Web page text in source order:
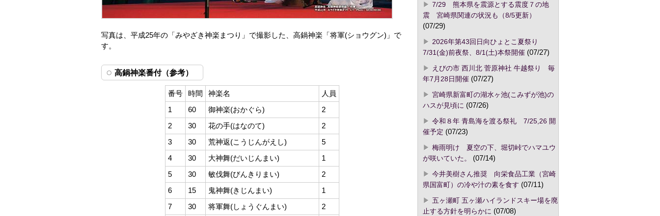
写真は、平成25年の「みやざき神楽まつり」で撮影した、高鍋神楽「将軍(ショウグン)」で
す。
高鍋神楽番付（参考）
番号 時間 神楽名 人員
1 60 御神楽(おかぐら) 2
2 30 花の手(はなのて) 2
3 30 荒神返(こうじんがえし) 5
4 30 大神舞(だいじんまい) 1
5 30 敏伐舞(びんきりまい) 2
6 15 鬼神舞(きじんまい) 1
7 30 将軍舞(しょうぐんまい) 2
7/29 熊本県を震源とする震度７の地
震 宮崎県関連の状況も（8/5更新）
(07/29)
2026年第43回日向ひょとこ夏祭り
7/31(金)前夜祭、8/1(土)本祭開催(07/27)
えびの市 西川北 菅原神社 牛越祭り 毎
年7月28日開催(07/27)
宮崎県新富町の湖水ヶ池(こみずが池)の
ハスが見頃に (07/26)
令和８年 青島海を渡る祭礼 7/25,26 開
催予定 (07/23)
梅雨明け 夏空の下、堀切峠でハマユウ
が咲いていた。
(07/14)
今井美樹さん推奨 向栄食品工業（宮崎
県国富町）の冷や汁の素を食す (07/11)
五ヶ瀬町 五ヶ瀬ハイランドスキー場を廃
止する方針を明らかに (07/08)